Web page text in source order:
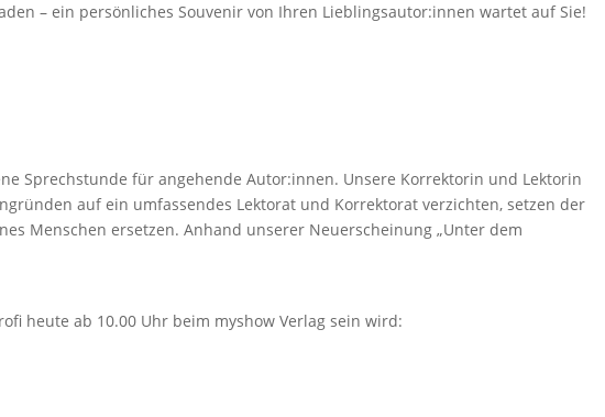
– ein persönliches Souvenir von Ihren Lieblingsautor:innen wartet auf Sie!
Sprechstunde für angehende Autor:innen. Unsere Korrektorin und Lektorin
auf ein umfassendes Lektorat und Korrektorat verzichten, setzen der
Menschen ersetzen. Anhand unserer Neuerscheinung „Unter dem
heute ab 10.00 Uhr beim myshow Verlag sein wird: